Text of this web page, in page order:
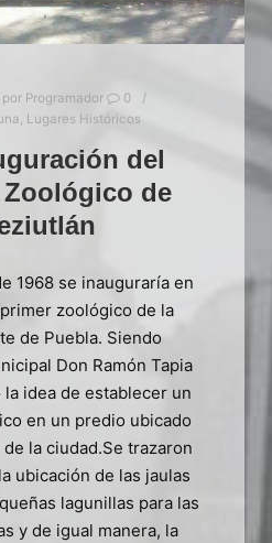
por Programador
0
, Lugares Históricos
del
Zoológico de
1968 se inauguraría en
zoológico de la
de Puebla. Siendo
Don Ramón Tapia
la idea de establecer un
en un predio ubicado
la ciudad.Se trazaron
ubicación de las jaulas
lagunillas para las
y de igual manera, la